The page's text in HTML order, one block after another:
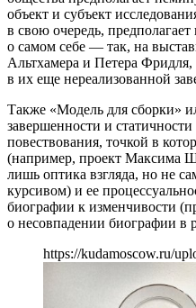
объект и субъект
в свою очередь,
о самом себе — так, на
Альтхамера и Петера
в их еще нереализованной
Также «Модель для сборки»
завершенности и
повествования, точкой в
(например, проект Максима
лишь оптика взгляда, но не
курсивом) и ее
биографии к изменчивости
о несовпадении биографии в
https://kudamoscow.ru/